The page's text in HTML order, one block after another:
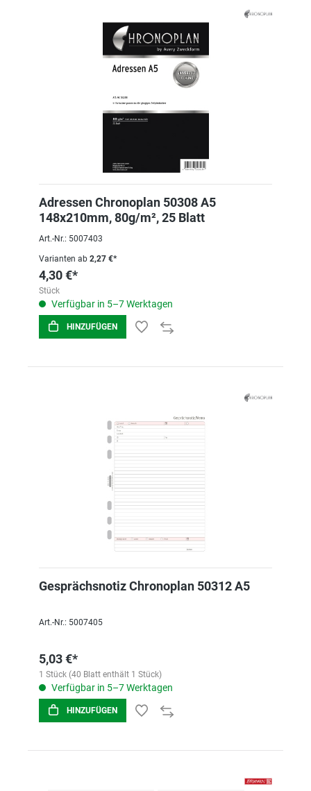
Adressen Chronoplan 50308 A5
148x210mm, 80g/m², 25 Blatt
Art.-Nr.: 5007403
Varianten ab 2,27 €*
4,30 €*
Stück
Verfügbar in 5–7 Werktagen
HINZUFÜGEN
Gesprächsnotiz Chronoplan 50312 A5
Art.-Nr.: 5007405
5,03 €*
1 Stück (40 Blatt enthält 1 Stück)
Verfügbar in 5–7 Werktagen
HINZUFÜGEN